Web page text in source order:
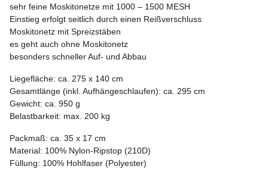
sehr feine Moskitonetze mit 1000 – 1500 MESH
Einstieg erfolgt seitlich durch einen Reißverschluss
Moskitonetz mit Spreizstäben
es geht auch ohne Moskitonetz
besonders schneller Auf- und Abbau
Liegefläche: ca. 275 x 140 cm
Gesamtlänge (inkl. Aufhängeschlaufen): ca. 295 cm
Gewicht: ca. 950 g
Belastbarkeit: max. 200 kg
Packmaß: ca. 35 x 17 cm
Material: 100% Nylon-Ripstop (210D)
Füllung: 100% Hohlfaser (Polyester)